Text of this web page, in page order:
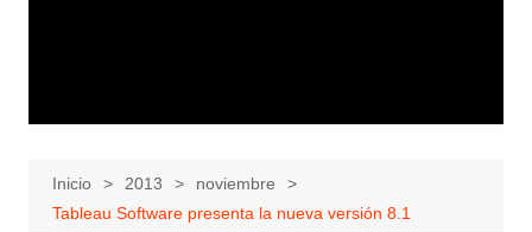
Inicio 2013
noviembre
Tableau Software presenta la nueva versión 8.1